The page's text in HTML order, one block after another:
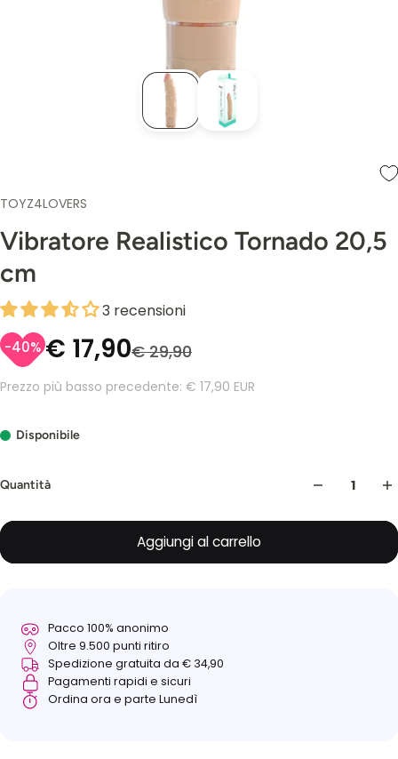
TOYZ4LOVERS
Vibratore Realistico Tornado 20,5
cm
3 recensioni
-40% € 17,90€ 29,90
Prezzo più basso precedente: € 17,90 EUR
Disponibile
Quantità
Aggiungi al carrello
Pacco 100% anonimo
Oltre 9.500 punti ritiro
Spedizione gratuita da € 34,90
Pagamenti rapidi e sicuri
Ordina ora e parte Lunedì